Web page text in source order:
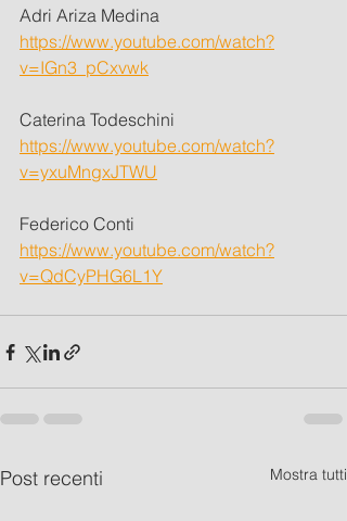
Adri Ariza Medina
https://www.youtube.com/watch?
v=IGn3_pCxvwk
Caterina Todeschini
https://www.youtube.com/watch?
v=yxuMngxJTWU
Federico Conti
https://www.youtube.com/watch?
v=QdCyPHG6L1Y
Post recenti Mostra tutti